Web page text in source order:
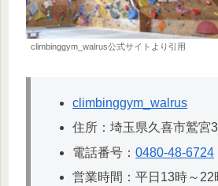
climbinggym_walrus公式サイトより引用
climbinggym_walrus
住所：埼玉県久喜市鷲宮
電話番号：0480-48-6724
営業時間：平日13時～